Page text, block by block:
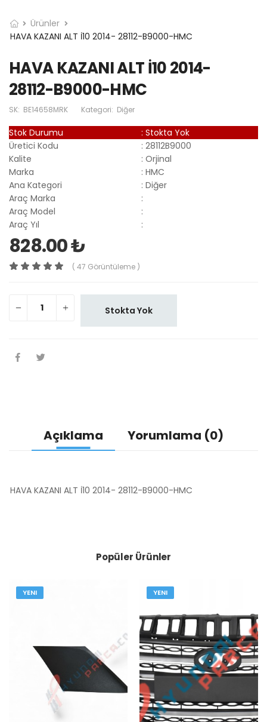
Ürünler
HAVA KAZANI ALT İ10 2014- 28112-B9000-HMC
HAVA KAZANI ALT İ10 2014-
28112-B9000-HMC
SK: BE14658MRK Kategori: Diğer
Stok Durumu : Stokta Yok
Üretici Kodu
: 28112B9000
Kalite
: Orjinal
Marka
: HMC
Ana Kategori
: Diğer
Araç Marka
:
Araç Model
:
Araç Yıl
:
828.00 ₺
( 47 Görüntüleme )
Stokta Yok
Açıklama Yorumlama (0)
HAVA KAZANI ALT İ10 2014- 28112-B9000-HMC
Popüler Ürünler
YENI YENI